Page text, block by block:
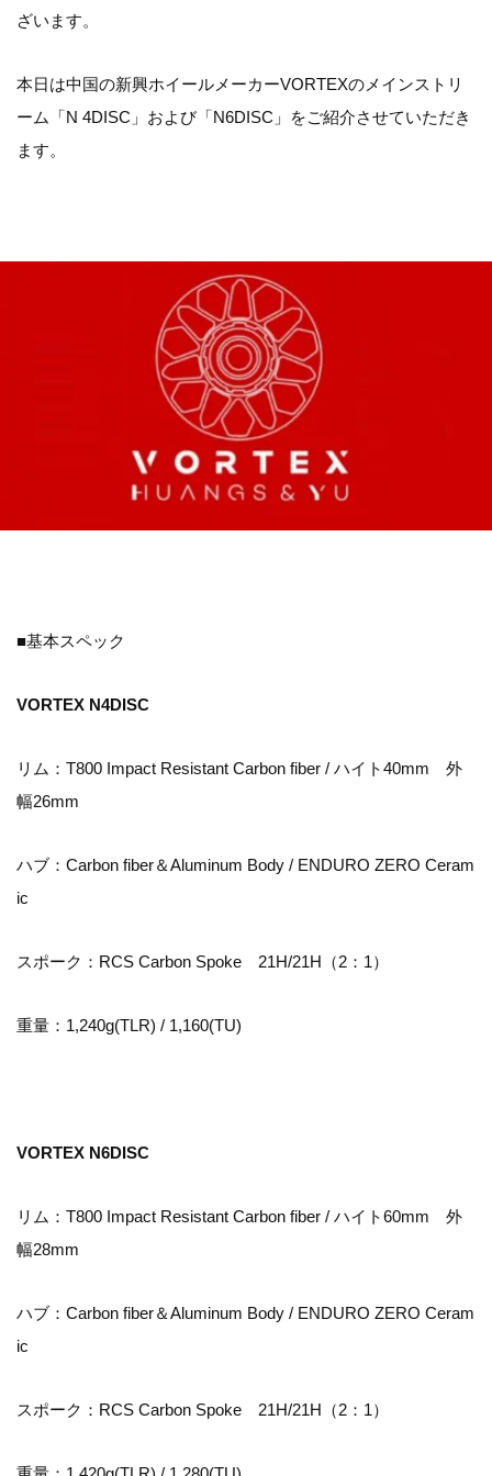
ざいます。
本日は中国の新興ホイールメーカーVORTEXのメインストリ
ーム「N 4DISC」および「N6DISC」をご紹介させていただき
ます。
■基本スペック
VORTEX N4DISC
リム：T800 Impact Resistant Carbon fiber / ハイト40mm 外
幅26mm
ハブ：Carbon fiber＆Aluminum Body / ENDURO ZERO Ceram
ic
スポーク：RCS Carbon Spoke 21H/21H（2：1）
重量：1,240g(TLR) / 1,160(TU)
VORTEX N6DISC
リム：T800 Impact Resistant Carbon fiber / ハイト60mm 外
幅28mm
ハブ：Carbon fiber＆Aluminum Body / ENDURO ZERO Ceram
ic
スポーク：RCS Carbon Spoke 21H/21H（2：1）